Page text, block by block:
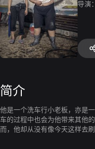
导演：
简介
他是一个洗车行小老板，亦是
车的过程中也会为他带来其他
而，他却从没有像今天这样去